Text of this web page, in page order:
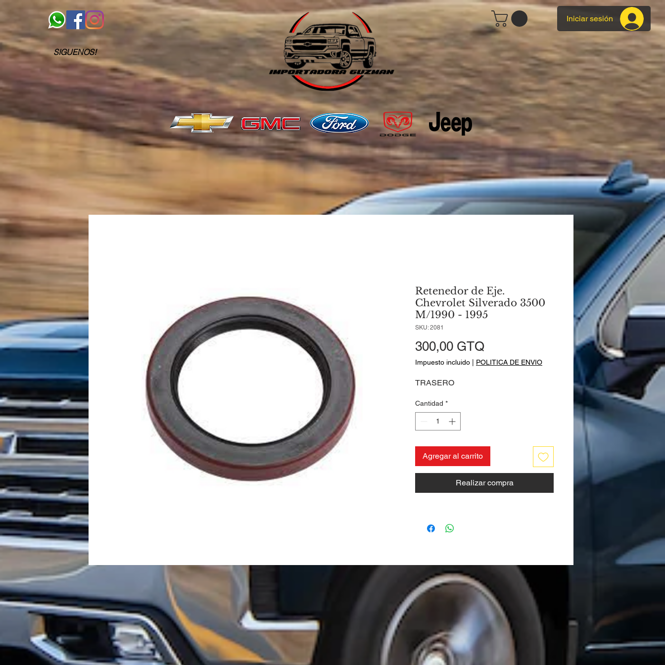
SIGUENOS!
Iniciar sesión
Retenedor de Eje.
Chevrolet Silverado 3500
M/1990 - 1995
SKU: 2081
300,00 GTQPrecio
Impuesto incluido POLITICA DE ENVIO
TRASERO
Cantidad *
Agregar al carrito
Realizar compra